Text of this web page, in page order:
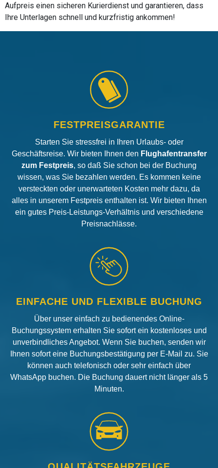
Aufpreis einen sicheren Kurierdienst und garantieren, dass
Ihre Unterlagen schnell und kurzfristig ankommen!
FESTPREISGARANTIE
Starten Sie stressfrei in Ihren Urlaubs- oder
Geschäftsreise. Wir bieten Ihnen den Flughafentransfer
zum Festpreis, so daß Sie schon bei der Buchung
wissen, was Sie bezahlen werden. Es kommen keine
versteckten oder unerwarteten Kosten mehr dazu, da
alles in unserem Festpreis enthalten ist. Wir bieten Ihnen
ein gutes Preis-Leistungs-Verhältnis und verschiedene
Preisnachlässe.
EINFACHE UND FLEXIBLE BUCHUNG
Über unser einfach zu bedienendes Online-
Buchungssystem erhalten Sie sofort ein kostenloses und
unverbindliches Angebot. Wenn Sie buchen, senden wir
Ihnen sofort eine Buchungsbestätigung per E-Mail zu. Sie
können auch telefonisch oder sehr einfach über
WhatsApp buchen. Die Buchung dauert nicht länger als 5
Minuten.